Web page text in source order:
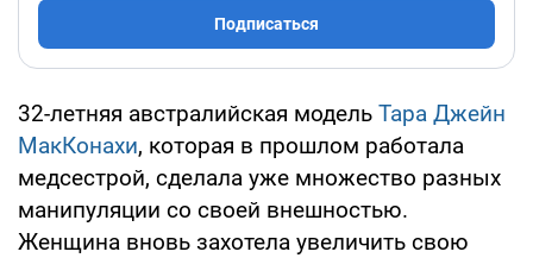
Подписаться
32-летняя австралийская модель Тара Джейн
МакКонахи, которая в прошлом работала
медсестрой, сделала уже множество разных
манипуляции со своей внешностью.
Женщина вновь захотела увеличить свою